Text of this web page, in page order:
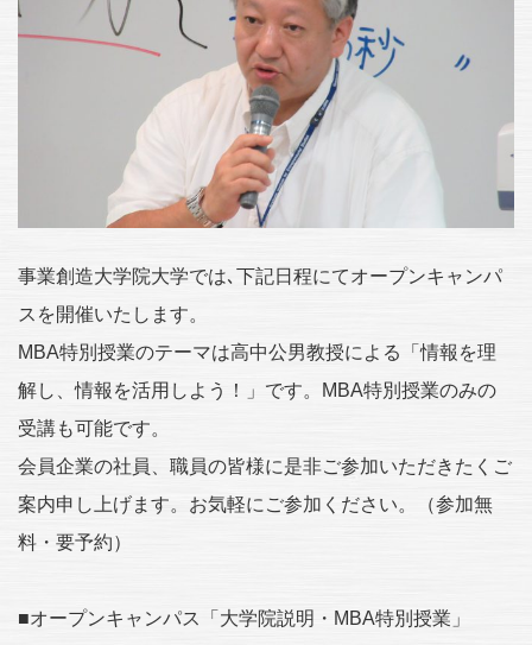
事業創造大学院大学では､下記日程にてオープンキャンパ
スを開催いたします。
MBA特別授業のテーマは高中公男教授による「情報を理
解し、情報を活用しよう！」です。MBA特別授業のみの
受講も可能です。
会員企業の社員、職員の皆様に是非ご参加いただきたくご
案内申し上げます。お気軽にご参加ください。（参加無
料・要予約）
■オープンキャンパス「大学院説明・MBA特別授業」